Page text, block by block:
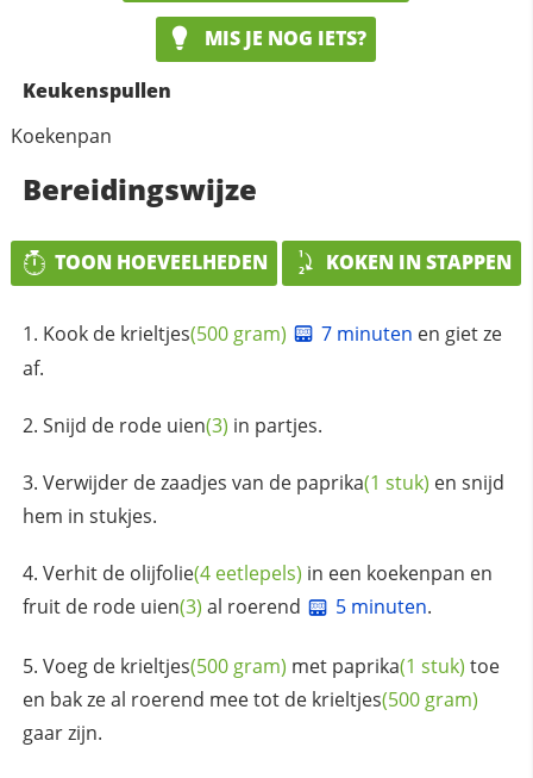
MIS JE NOG IETS?
Keukenspullen
Koekenpan
Bereidingswijze
TOON HOEVEELHEDEN KOKEN IN STAPPEN
Kook de krieltjes(500 gram) 7 minuten en giet ze
af.
Snijd de rode uien(3) in partjes.
Verwijder de zaadjes van de paprika(1 stuk) en snijd
hem in stukjes.
Verhit de olijfolie(4 eetlepels) in een koekenpan en
fruit de rode uien(3) al roerend 5 minuten.
Voeg de krieltjes(500 gram) met paprika(1 stuk) toe
en bak ze al roerend mee tot de krieltjes(500 gram)
gaar zijn.